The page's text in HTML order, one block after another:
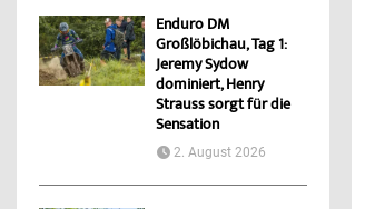
Enduro DM
Großlöbichau, Tag 1:
Jeremy Sydow
dominiert, Henry
Strauss sorgt für die
Sensation
2. August 2026